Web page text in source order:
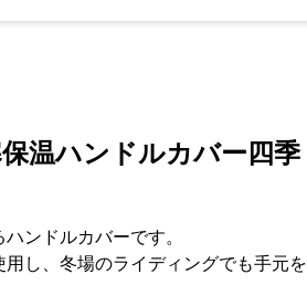
温ハンドルカバー四季
ンドルカバーです。
し、冬場のライディングでも手元を